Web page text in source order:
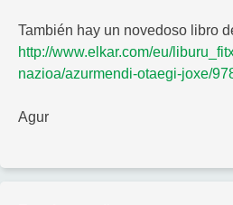
También hay un novedoso libro
http://www.elkar.com/eu/
nazioa/azurmendi-otaegi-joxe/
Agur